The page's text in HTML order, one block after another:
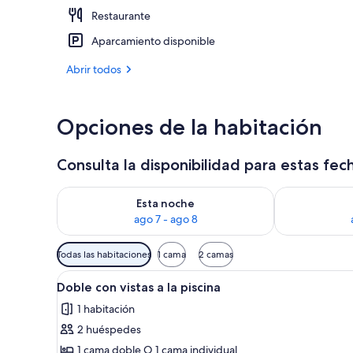
Restaurante
Aparcamiento disponible
Abrir todos
Opciones de la habitación
Consulta la disponibilidad para estas
Esta noche
ago 7 - ago 8
Consulta la disponibilidad para esta noche, ago 7 -
Consulta la
Filtros
disponibles
para
las
habitaciones
Todas las habitaciones 1 cama 2 camas
Abrir
todas
las
fotos
Habitación de hotel con una
5
Doble con vistas a la piscina
1 habitación
2 huéspedes
1 cama doble O 1 cama individual